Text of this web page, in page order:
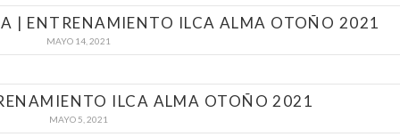
| ENTRENAMIENTO ILCA ALMA OTOÑO 2021
MAYO 14, 2021
ILCA ALMA OTOÑO 2021
MAYO 5, 2021